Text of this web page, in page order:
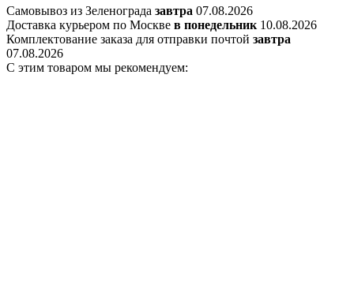
Самовывоз из Зеленограда завтра 07.08.2026
Доставка курьером по Москве в понедельник 10.08.2026
Комплектование заказа для отправки почтой завтра
07.08.2026
С этим товаром мы рекомендуем: